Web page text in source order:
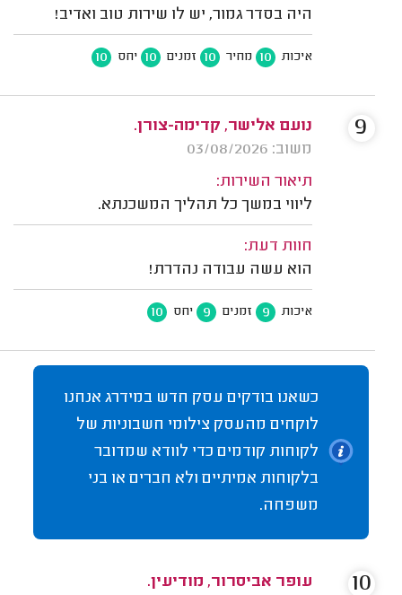
היה בסדר גמור, יש לו שירות טוב ואדיב!
איכות 10 מחיר 10 זמנים 10 יחס 10
נועם אלישר, קדימה-צורן.
משוב: 03/08/2026
תיאור השירות:
ליווי במשך כל תהליך המשכנתא.
חוות דעת:
הוא עשה עבודה נהדרת!
איכות 9 זמנים 9 יחס 10
9
כשאנו בודקים עסק חדש במידרג אנחנו
לוקחים מהעסק צילומי חשבוניות של
לקוחות קודמים כדי לוודא שמדובר
בלקוחות אמיתיים ולא חברים או בני
משפחה.
עופר אביסרור, מודיעין.
10